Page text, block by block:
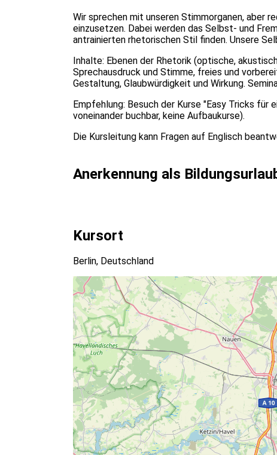
Wir sprechen mit unseren Stimmorganen, aber
einzusetzen. Dabei werden das Selbst- und
antrainierten rhetorischen Stil finden. Unsere
Inhalte: Ebenen der Rhetorik (optische,
Sprechausdruck und Stimme, freies und
Gestaltung, Glaubwürdigkeit und Wirkung.
Empfehlung: Besuch der Kurse "Easy Tricks für
voneinander buchbar, keine Aufbaukurse).
Die Kursleitung kann Fragen auf Englisch
Anerkennung als
Kursort
Berlin, Deutschland